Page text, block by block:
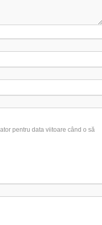
pentru data viitoare când o să